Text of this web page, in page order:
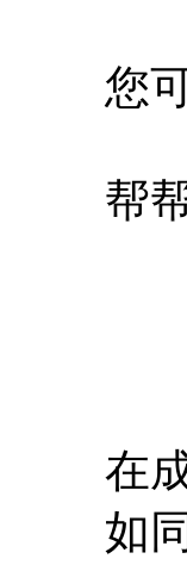
您
帮
在
如